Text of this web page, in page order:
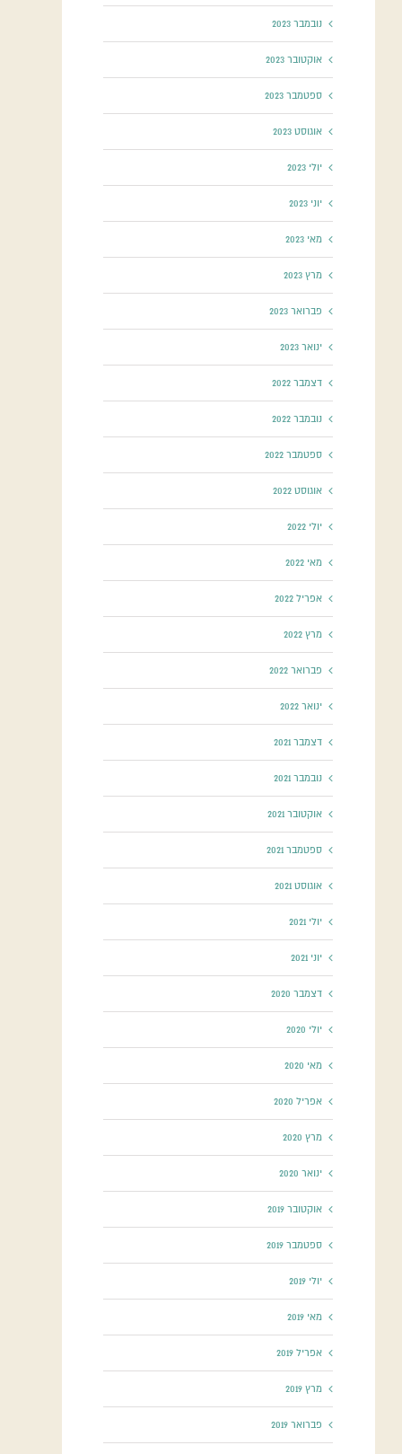
נובמבר 2023
אוקטובר 2023
ספטמבר 2023
אוגוסט 2023
יולי 2023
יוני 2023
מאי 2023
מרץ 2023
פברואר 2023
ינואר 2023
דצמבר 2022
נובמבר 2022
ספטמבר 2022
אוגוסט 2022
יולי 2022
מאי 2022
אפריל 2022
מרץ 2022
פברואר 2022
ינואר 2022
דצמבר 2021
נובמבר 2021
אוקטובר 2021
ספטמבר 2021
אוגוסט 2021
יולי 2021
יוני 2021
דצמבר 2020
יולי 2020
מאי 2020
אפריל 2020
מרץ 2020
ינואר 2020
אוקטובר 2019
ספטמבר 2019
יולי 2019
מאי 2019
אפריל 2019
מרץ 2019
פברואר 2019